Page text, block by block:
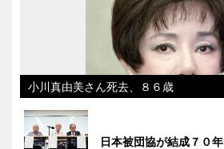
小川真由美さん死去、８６歳
日本被団協が結成７０年